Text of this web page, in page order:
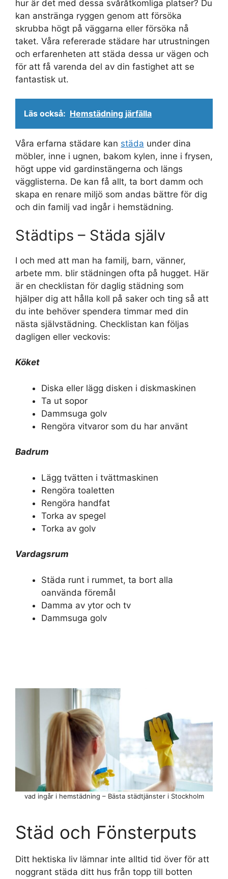
hur är det med dessa svåråtkomliga platser? Du
kan anstränga ryggen genom att försöka
skrubba högt på väggarna eller försöka nå
taket. Våra refererade städare har utrustningen
och erfarenheten att städa dessa ur vägen och
för att få varenda del av din fastighet att se
fantastisk ut.
Läs också: Hemstädning järfälla
Våra erfarna städare kan städa under dina
möbler, inne i ugnen, bakom kylen, inne i frysen,
högt uppe vid gardinstängerna och längs
vägglisterna. De kan få allt, ta bort damm och
skapa en renare miljö som andas bättre för dig
och din familj vad ingår i hemstädning.
Städtips – Städa själv
I och med att man ha familj, barn, vänner,
arbete mm. blir städningen ofta på hugget. Här
är en checklistan för daglig städning som
hjälper dig att hålla koll på saker och ting så att
du inte behöver spendera timmar med din
nästa självstädning. Checklistan kan följas
dagligen eller veckovis:
Köket
Diska eller lägg disken i diskmaskinen
Ta ut sopor
Dammsuga golv
Rengöra vitvaror som du har använt
Badrum
Lägg tvätten i tvättmaskinen
Rengöra toaletten
Rengöra handfat
Torka av spegel
Torka av golv
Vardagsrum
Städa runt i rummet, ta bort alla
oanvända föremål
Damma av ytor och tv
Dammsuga golv
vad ingår i hemstädning – Bästa städtjänster i Stockholm
Städ och Fönsterputs
Ditt hektiska liv lämnar inte alltid tid över för att
noggrant städa ditt hus från topp till botten